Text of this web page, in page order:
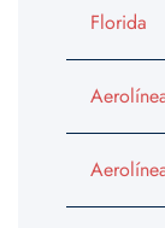
Florida